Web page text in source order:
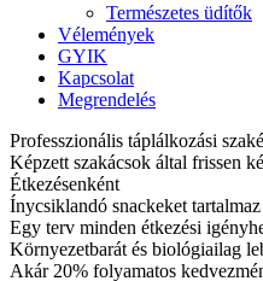
Természetes üdítők
Vélemények
GYIK
Kapcsolat
Megrendelés
Professzionális táplálkozási
Képzett szakácsok által frissen
Étkezésenként
Ínycsiklandó snackeket tartalmaz
Egy terv minden étkezési
Környezetbarát és biológiailag
Akár 20% folyamatos